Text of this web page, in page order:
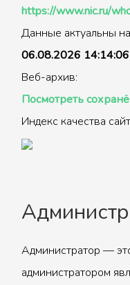
https://www.nic.ru/
Данные актуальны
06.08.2026 14:14:06
Веб-архив:
Посмотреть
Индекс качества
Администратор —
администратором